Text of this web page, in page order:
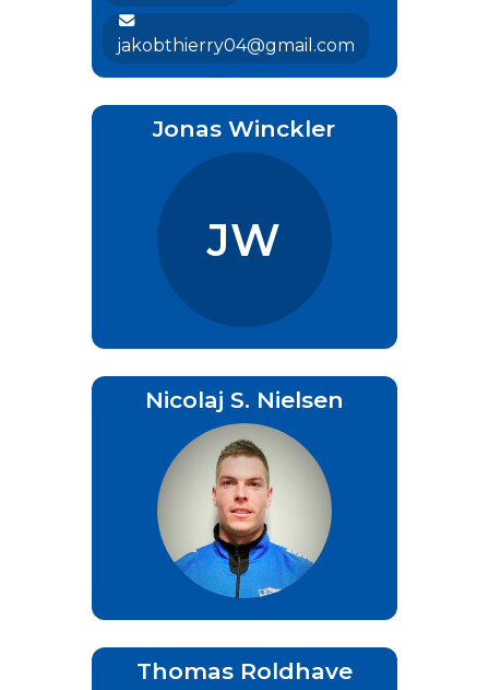
jakobthierry04@gmail.com
Jonas Winckler
JW
Nicolaj S. Nielsen
Thomas Roldhave